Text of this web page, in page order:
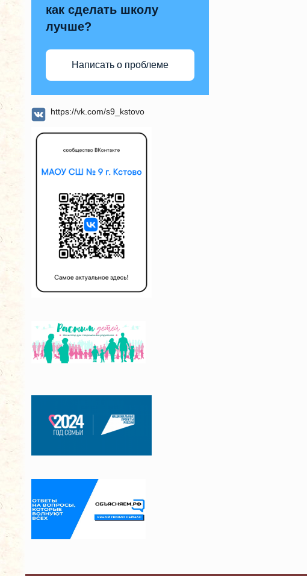
как сделать школу
лучше?
Написать о проблеме
https://vk.com/s9_kstovo